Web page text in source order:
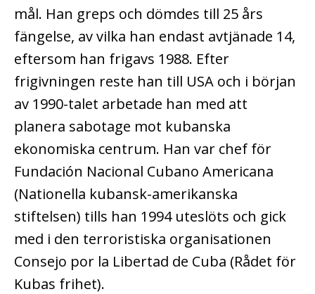
mål. Han greps och dömdes till 25 års
fängelse, av vilka han endast avtjänade 14,
eftersom han frigavs 1988. Efter
frigivningen reste han till USA och i början
av 1990-talet arbetade han med att
planera sabotage mot kubanska
ekonomiska centrum. Han var chef för
Fundación Nacional Cubano Americana
(Nationella kubansk-amerikanska
stiftelsen) tills han 1994 uteslöts och gick
med i den terroristiska organisationen
Consejo por la Libertad de Cuba (Rådet för
Kubas frihet).